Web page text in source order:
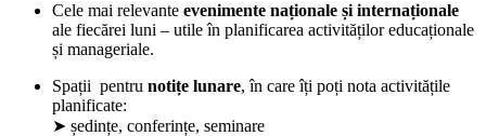
Cele mai relevante evenimente naționale și internaționale
ale fiecărei luni – utile în planificarea activităților educaționale
și manageriale.
Spații pentru notițe lunare, în care îți poți nota activitățile
planificate:
➤ ședințe, conferințe, seminare